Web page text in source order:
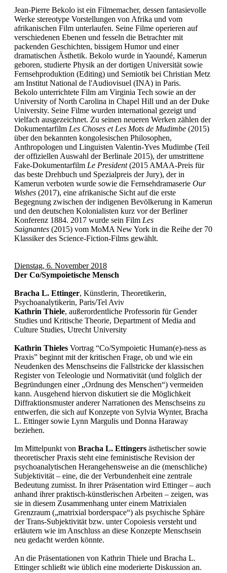
Jean-Pierre Bekolo ist ein Filmemacher, dessen fantasievolle
Werke stereotype Vorstellungen von Afrika und vom
afrikanischen Film unterlaufen. Seine Filme operieren auf
verschiedenen Ebenen und fesseln die Betrachter mit
packenden Geschichten, bissigem Humor und einer
dramatischen Ästhetik. Bekolo wurde in Yaoundé, Kamerun
geboren, studierte Physik an der dortigen Universität sowie
Fernsehproduktion (Editing) und Semiotik bei Christian Metz
am Institut National de l'Audiovisuel (INA) in Paris.
Bekolo unterrichtete Film am Virginia Tech sowie an der
University of North Carolina in Chapel Hill und an der Duke
University. Seine Filme wurden international gezeigt und
vielfach ausgezeichnet. Zu seinen neueren Werken zählen der
Dokumentarfilm Les Choses et Les Mots de Mudimbe (2015)
über den bekannten kongolesischen Philosophen,
Anthropologen und Linguisten Valentin-Yves Mudimbe (Teil
der offiziellen Auswahl der Berlinale 2015), der umstrittene
Fake-Dokumentarfilm Le President(2015 AMAA-Preis für
das beste Drehbuch und Spezialpreis der Jury), der in
Kamerun verboten wurde sowie die Fernsehdramaserie Our
Wishes (2017), eine afrikanische Sicht auf die erste
Begegnung zwischen der indigenen Bevölkerung in Kamerun
und den deutschen Kolonialisten kurz vor der Berliner
Konferenz 1884. 2017 wurde sein Film Les
Saignantes (2015) vom MoMA New York in die Reihe der 70
Klassiker des Science-Fiction-Films gewählt.
Dienstag, 6. November 2018
Der Co/Sympoietische Mensch
Bracha L. Ettinger, Künstlerin, Theoretikerin,
Psychoanalytikerin, Paris/Tel Aviv
Kathrin Thiele, außerordentliche Professorin für Gender
Studies und Kritische Theorie, Department of Media and
Culture Studies, Utrecht University
Kathrin Thieles Vortrag “Co/Sympoietic Human(e)-ness as
Praxis” beginnt mit der kritischen Frage, ob und wie ein
Neudenken des Menschseins die Fallstricke der klassischen
Register von Teleologie und Normativität (und folglich der
Begründungen einer „Ordnung des Menschen“) vermeiden
kann. Ausgehend hiervon diskutiert sie die Möglichkeit
Diffraktionsmuster anderer Narrationen des Menschseins zu
entwerfen, die sich auf Konzepte von Sylvia Wynter, Bracha
L. Ettinger sowie Lynn Margulis und Donna Haraway
beziehen.
Im Mittelpunkt von Bracha L. Ettingers ästhetischer sowie
theoretischer Praxis steht eine feministische Revision der
psychoanalytischen Herangehensweise an die (menschliche)
Subjektivität – eine, die der Verbundenheit eine zentrale
Bedeutung zumisst. In ihrer Präsentation wird Ettinger – auch
anhand ihrer praktisch-künstlerischen Arbeiten – zeigen, was
sie in diesem Zusammenhang unter einem Matrixialen
Grenzraum („matrixial borderspace“) als psychische Sphäre
der Trans-Subjektivität bzw. unter Copoiesis versteht und
erläutern wie im Anschluss an diese Konzepte Menschsein
neu gedacht werden könnte.
An die Präsentationen von Kathrin Thiele und Bracha L.
Ettinger schließt wie üblich eine moderierte Diskussion an.